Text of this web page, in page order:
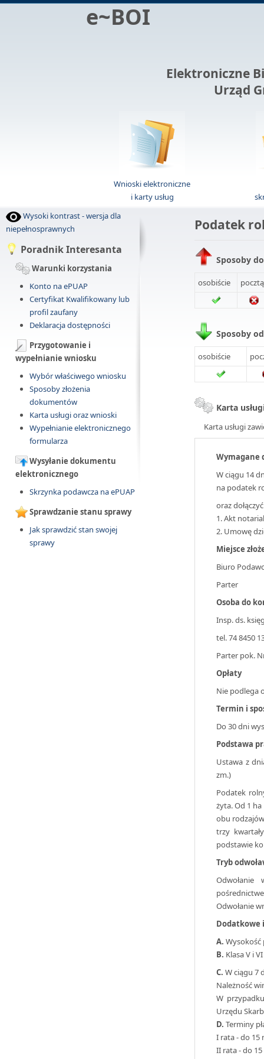
e~BOI
Elektroniczne
Urząd
Wnioski elektroniczne
i karty usług
Wysoki kontrast - wersja dla
niepełnosprawnych
Poradnik Interesanta
Warunki korzystania
Konto na ePUAP
Certyfikat Kwalifikowany lub
profil zaufany
Deklaracja dostępności
Przygotowanie i
wypełnianie wniosku
Wybór właściwego wniosku
Sposoby złożenia
dokumentów
Karta usługi oraz wnioski
Wypełnianie elektronicznego
formularza
Wysyłanie dokumentu
elektronicznego
Skrzynka podawcza na ePUAP
Sprawdzanie stanu sprawy
Jak sprawdzić stan swojej
sprawy
Podatek
Sposoby
osobiście pocztą
Sposoby
osobiście
Karta
Karta usługi
Wymagane
W ciągu 14
na podatek
oraz
1. Akt
2. Umowę
Miejsce
Biuro
Parter
Osoba do
Insp. ds.
tel. 74 8450
Parter pok.
Opłaty
Nie podlega
Termin i
Do 30 dni
Podstawa
Ustawa z
zm.)
Podatek
żyta. Od 1
obu
trzy
podstawie
Tryb
Odwołanie
Odwołanie
Dodatkowe
A. Wysokość
B. Klasa V i
C. W ciągu 7
Należność
W
Urzędu
D. Terminy
I rata - do 15
II rata - do